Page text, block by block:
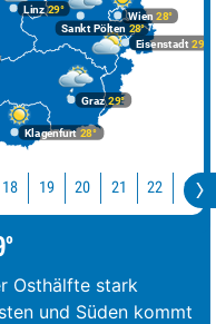
Graz29°
Klagenfurt 28°
Linz29°
Wien 28°
Eisenstadt 29°
Sankt Pölten 28°
18 19 20 21 22 23
Osthälfte stark
und Süden kommt